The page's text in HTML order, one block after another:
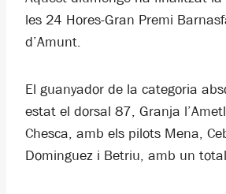
les 24 Hores-Gran Premi
d’Amunt.
El guanyador de la categoria
estat el dorsal 87, Granja
Chesca, amb els pilots Mena,
Dominguez i Betriu, amb un